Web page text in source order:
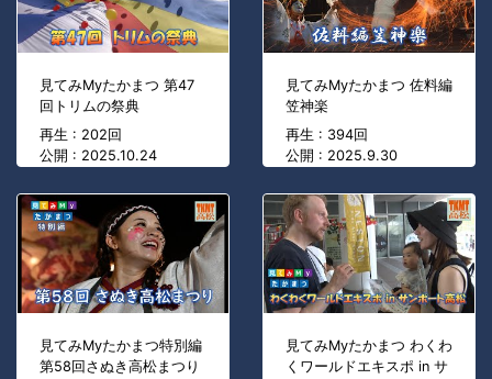
見てみMyたかまつ 第47
回トリムの祭典
再生 : 202回
公開 : 2025.10.24
見てみMyたかまつ 佐料編
笠神楽
再生 : 394回
公開 : 2025.9.30
見てみMyたかまつ特別編
第58回さぬき高松まつり
見てみMyたかまつ わくわ
くワールドエキスポ in サ